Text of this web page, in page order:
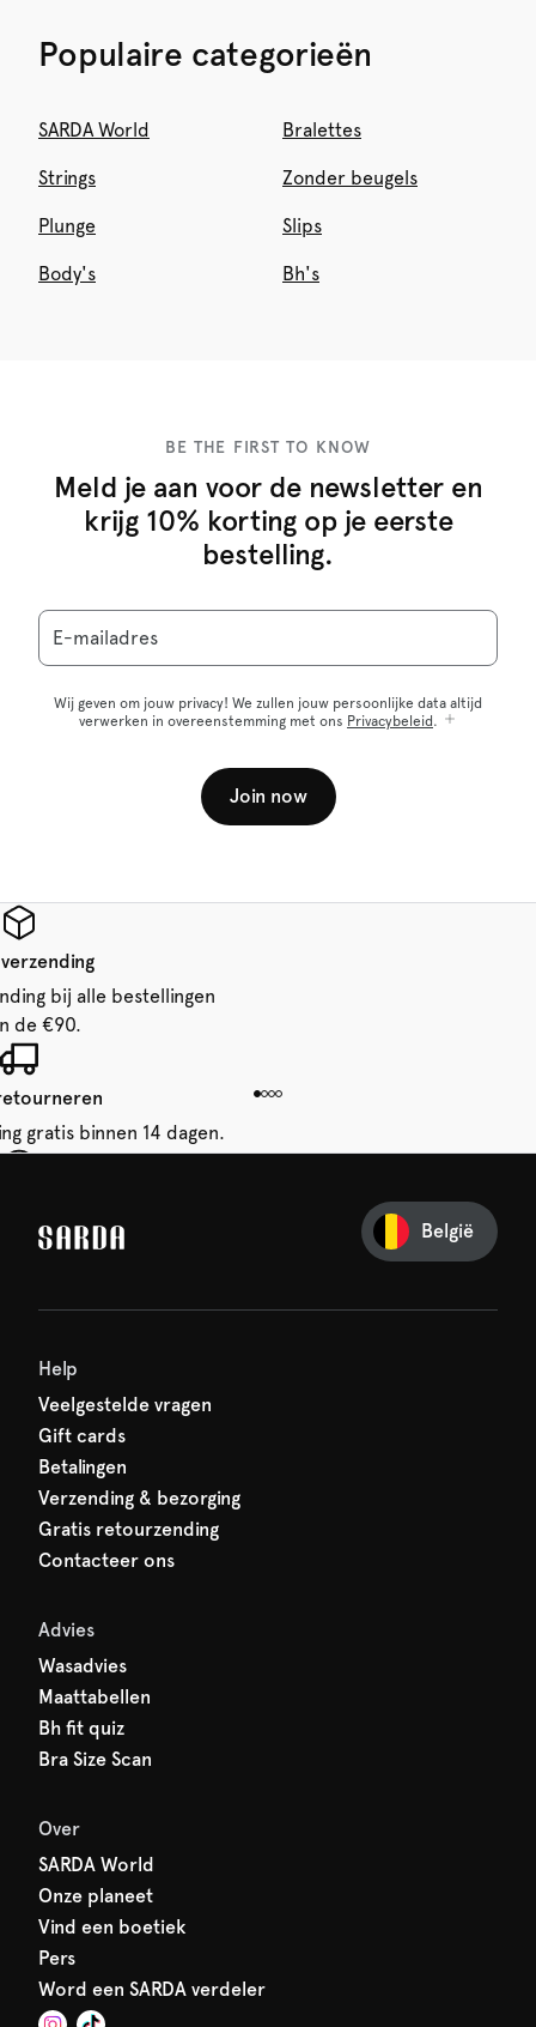
Populaire categorieën
SARDA World Bralettes
Strings Zonder beugels
Plunge Slips
Body's Bh's
BE THE FIRST TO KNOW
Meld je aan voor de newsletter en
krijg 10% korting op je eerste
bestelling.
E-mailadres
Wij geven om jouw privacy! We zullen jouw persoonlijke data altijd
verwerken in overeenstemming met ons Privacybeleid .
Join now
bij alle bestellingen
de €90.
gratis binnen 14 dagen.
van SARDA — je eerste
België
Help
Veelgestelde vragen
Gift cards
Betalingen
Verzending & bezorging
Gratis retourzending
Contacteer ons
Advies
Wasadvies
Maattabellen
Bh fit quiz
Bra Size Scan
Over
SARDA World
Onze planeet
Vind een boetiek
Pers
Word een SARDA verdeler